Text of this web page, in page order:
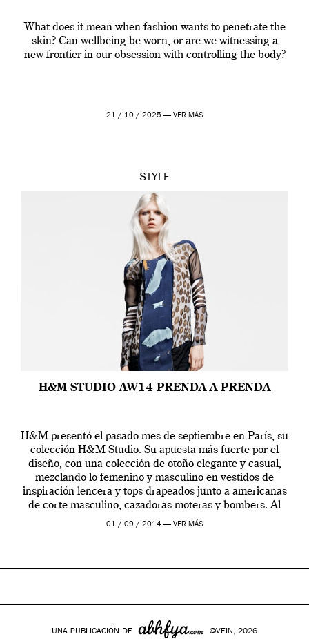
What does it mean when fashion wants to penetrate the
skin? Can wellbeing be worn, or are we witnessing a
new frontier in our obsession with controlling the body?
21 / 10 / 2025 — VER MÁS
STYLE
H&M STUDIO AW14 PRENDA A PRENDA
H&M presentó el pasado mes de septiembre en París, su
colección H&M Studio. Su apuesta más fuerte por el
diseño, con una colección de otoño elegante y casual,
mezclando lo femenino y masculino en vestidos de
inspiración lencera y tops drapeados junto a americanas
de corte masculino, cazadoras moteras y bombers. Al
frente de la […]
01 / 09 / 2014 — VER MÁS
UNA PUBLICACIÓN DE ©VEIN, 2026